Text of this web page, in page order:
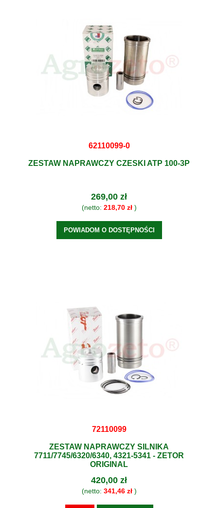
62110099-0
ZESTAW NAPRAWCZY CZESKI ATP 100-3P
269,00 zł
(netto: 218,70 zł)
POWIADOM O DOSTĘPNOŚCI
72110099
ZESTAW NAPRAWCZY SILNIKA
7711/7745/6320/6340, 4321-5341 - ZETOR
ORIGINAL
420,00 zł
(netto: 341,46 zł)